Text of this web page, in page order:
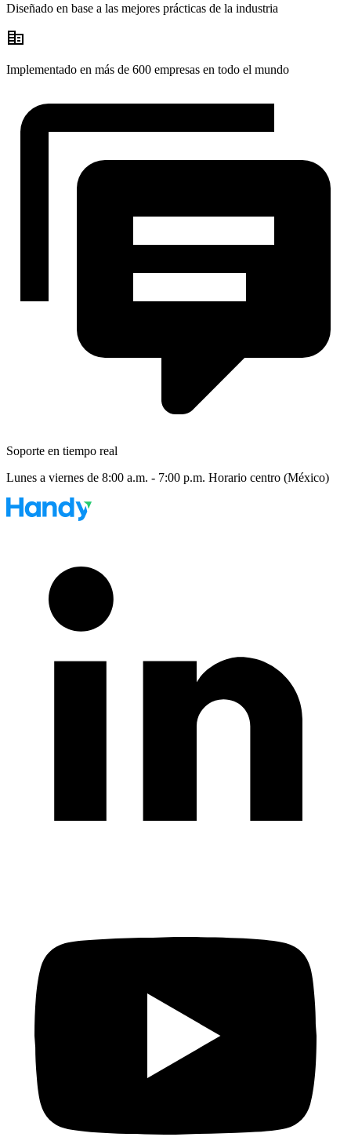
Diseñado en base a las mejores prácticas de la industria
corporate_fare
Implementado en más de 600 empresas en todo el mundo
Soporte en tiempo real
Lunes a viernes de 8:00 a.m. - 7:00 p.m. Horario centro (México)